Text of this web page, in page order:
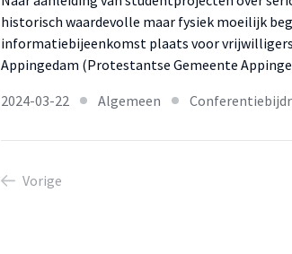
historisch waardevolle maar fysiek moeilijk
informatiebijeenkomst plaats voor
Appingedam (Protestantse Gemeente
2024-03-22
Algemeen
Vorige